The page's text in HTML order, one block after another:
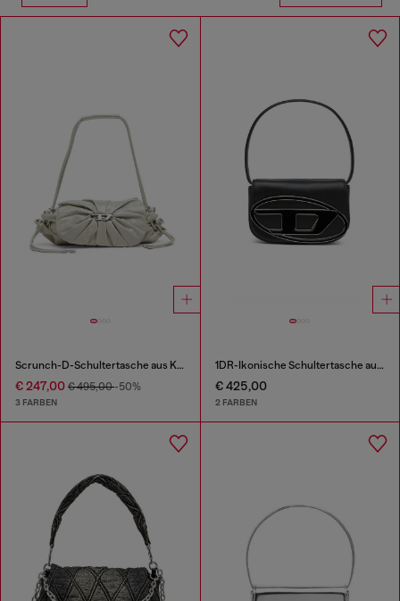
Scrunch-D-Schultertasche aus Knitter-Leder
€ 247,00 € 495,00-50%
3 FARBEN
1DR-Ikonische Schultertasche aus Nappa-Leder
€ 425,00
2 FARBEN